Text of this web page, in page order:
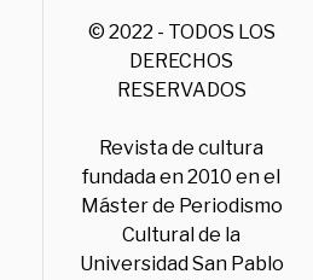
© 2022 - TODOS LOS
DERECHOS
RESERVADOS
Revista de cultura
fundada en 2010 en el
Máster de Periodismo
Cultural de la
Universidad San Pablo